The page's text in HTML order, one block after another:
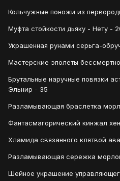
Кольчужные поножи из
Муфта стойкости дьяку - Нету -
Украшенная рунами серьга-
Мастерские эполеты
Брутальные наручные повязки
Эльнир - 35
Разламывающая браслетка
Фантасмагорический кинжал
Хламида связанного клятвой
Разламывающая сережка
Шейное украшение